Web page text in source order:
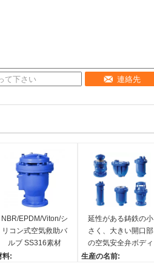
連絡先
NBR/EPDM/Viton/シ
リコン式空気救助バ
ルブ SS316素材
料:
延性がある鋳鉄の小
さく、大きい開口部
の空気安全弁ボディ
およびカバー
生産の名前: